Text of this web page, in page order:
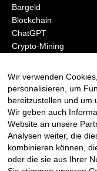
Bargeld
Blockchain
ChatGPT
Crypto-Mining
KI
Metaverse
Open AI
Anmelden zum RSS
Wir verwenden
personalisieren, um
bereitzustellen und um
Wir geben auch
Website an unsere
Analysen weiter, die
kombinieren können,
oder die sie aus Ihrer